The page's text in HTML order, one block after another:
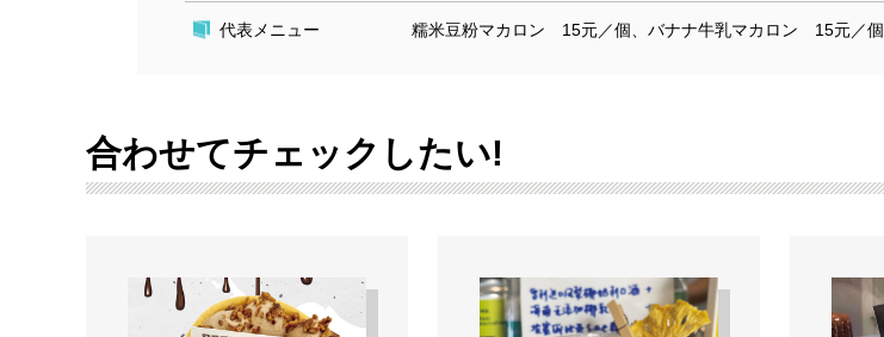
代表メニュー 糯米豆粉マカロン 15元／個、バナナ牛乳マカロン 15元／個
合わせてチェックしたい!